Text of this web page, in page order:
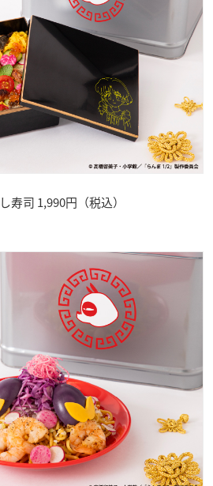
寿司 1,990円（税込）